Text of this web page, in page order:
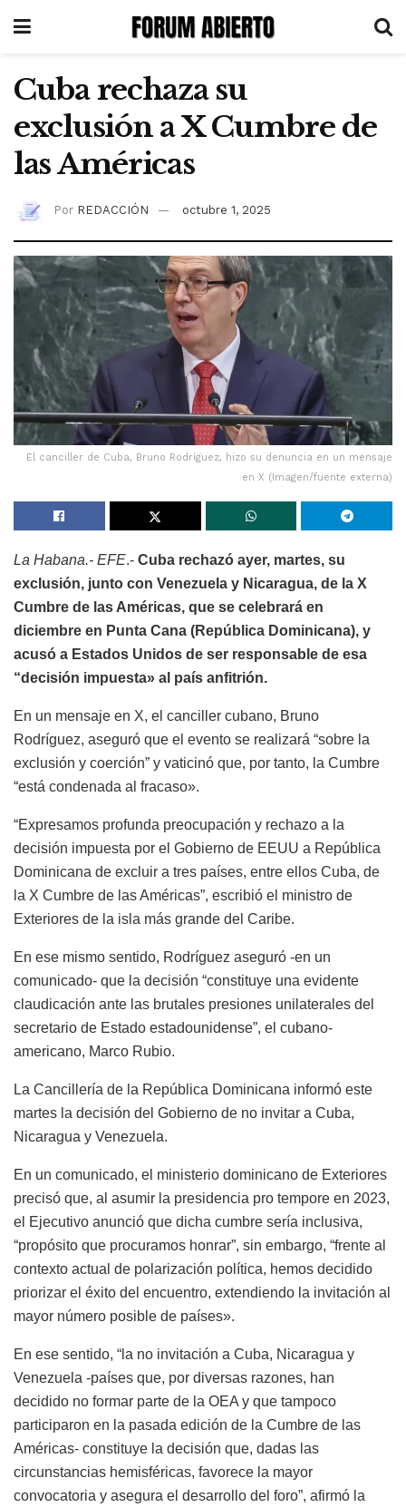
Cuba rechaza su
exclusión a X Cumbre de
las Américas
Por REDACCIÓN octubre 1, 2025
El canciller de Cuba, Bruno Rodríguez, hizo su denuncia en un mensaje
en X (Imagen/fuente externa)
La Habana.- EFE.- Cuba rechazó ayer, martes, su
exclusión, junto con Venezuela y Nicaragua, de la X
Cumbre de las Américas, que se celebrará en
diciembre en Punta Cana (República Dominicana), y
acusó a Estados Unidos de ser responsable de esa
“decisión impuesta» al país anfitrión.
En un mensaje en X, el canciller cubano, Bruno
Rodríguez, aseguró que el evento se realizará “sobre la
exclusión y coerción” y vaticinó que, por tanto, la Cumbre
“está condenada al fracaso».
“Expresamos profunda preocupación y rechazo a la
decisión impuesta por el Gobierno de EEUU a República
Dominicana de excluir a tres países, entre ellos Cuba, de
la X Cumbre de las Américas”, escribió el ministro de
Exteriores de la isla más grande del Caribe.
En ese mismo sentido, Rodríguez aseguró -en un
comunicado- que la decisión “constituye una evidente
claudicación ante las brutales presiones unilaterales del
secretario de Estado estadounidense”, el cubano-
americano, Marco Rubio.
La Cancillería de la República Dominicana informó este
martes la decisión del Gobierno de no invitar a Cuba,
Nicaragua y Venezuela.
En un comunicado, el ministerio dominicano de Exteriores
precisó que, al asumir la presidencia pro tempore en 2023,
el Ejecutivo anunció que dicha cumbre sería inclusiva,
“propósito que procuramos honrar”, sin embargo, “frente al
contexto actual de polarización política, hemos decidido
priorizar el éxito del encuentro, extendiendo la invitación al
mayor número posible de países».
En ese sentido, “la no invitación a Cuba, Nicaragua y
Venezuela -países que, por diversas razones, han
decidido no formar parte de la OEA y que tampoco
participaron en la pasada edición de la Cumbre de las
Américas- constituye la decisión que, dadas las
circunstancias hemisféricas, favorece la mayor
convocatoria y asegura el desarrollo del foro”, afirmó la